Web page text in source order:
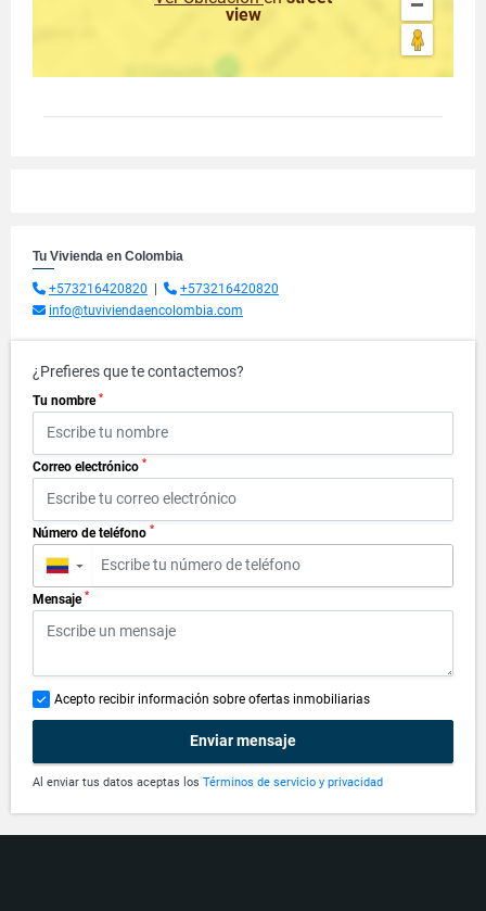
view
Tu Vivienda en Colombia
+573216420820
+573216420820
info@tuviviendaencolombia.com
¿Prefieres que te contactemos?
Tu nombre *
Correo electrónico *
Número de teléfono *
▼
Mensaje *
Acepto recibir información sobre ofertas inmobiliarias
Enviar mensaje
Al enviar tus datos aceptas los Términos de servicio y privacidad